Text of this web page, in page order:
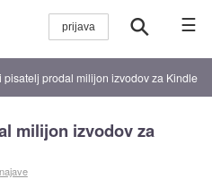
☰
pisatelj prodal milijon izvodov za Kindle
milijon izvodov za